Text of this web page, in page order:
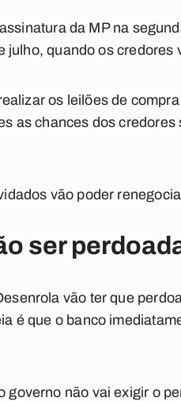
da MP na
quando os
os leilões de
as chances dos
vão poder
ser
vão ter que
é que o banco
governo não vai exigir o